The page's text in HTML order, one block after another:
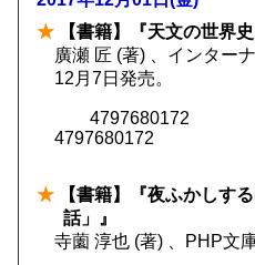
★ 【書籍】『天文の世界史
廣瀬 匠 (著) 、インター
12月7日発売。
4797680172
4797680172
★ 【書籍】『夜ふかしす
話」』
寺薗 淳也 (著) 、PHP文